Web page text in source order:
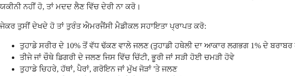
ਯਕੀਨੀ ਨਹੀਂ ਹੋ, ਤਾਂ ਮਦਦ ਲੈਣ ਵਿੱਚ ਦੇਰੀ ਨਾ ਕਰੋ।
ਜੇਕਰ ਤੁਸੀਂ ਦੇਖਦੇ ਹੋ ਤਾਂ ਤੁਰੰਤ ਐਮਰਜੈਂਸੀ ਮੈਡੀਕਲ ਸਹਾਇਤਾ ਪ੍ਰਾਪਤ ਕਰੋ:
ਤੁਹਾਡੇ ਸਰੀਰ ਦੇ 10% ਤੋਂ ਵੱਧ ਢੱਕਣ ਵਾਲੇ ਜਲਣ (ਤੁਹਾਡੀ ਹਥੇਲੀ ਦਾ ਆਕਾਰ ਲਗਭਗ 1% ਦੇ ਬਰਾਬਰ
ਤੀਜੇ ਜਾਂ ਚੌਥੇ ਡਿਗਰੀ ਦੇ ਜਲਣ ਜਿਸ ਵਿੱਚ ਚਿੱਟੀ, ਭੂਰੀ ਜਾਂ ਸੜੀ ਹੋਈ ਚਮੜੀ ਹੋਵੇ
ਤੁਹਾਡੇ ਚਿਹਰੇ, ਹੱਥਾਂ, ਪੈਰਾਂ, ਗਰੋਇਨ ਜਾਂ ਮੁੱਖ ਜੋੜਾਂ 'ਤੇ ਜਲਣ